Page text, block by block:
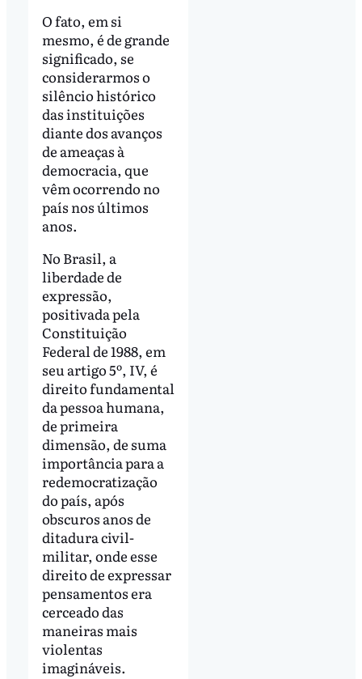
O fato, em si
mesmo, é de grande
significado, se
considerarmos o
silêncio histórico
das instituições
diante dos avanços
de ameaças à
democracia, que
vêm ocorrendo no
país nos últimos
anos.
No Brasil, a
liberdade de
expressão,
positivada pela
Constituição
Federal de 1988, em
seu artigo 5º, IV, é
direito fundamental
da pessoa humana,
de primeira
dimensão, de suma
importância para a
redemocratização
do país, após
obscuros anos de
ditadura civil-
militar, onde esse
direito de expressar
pensamentos era
cerceado das
maneiras mais
violentas
imagináveis.